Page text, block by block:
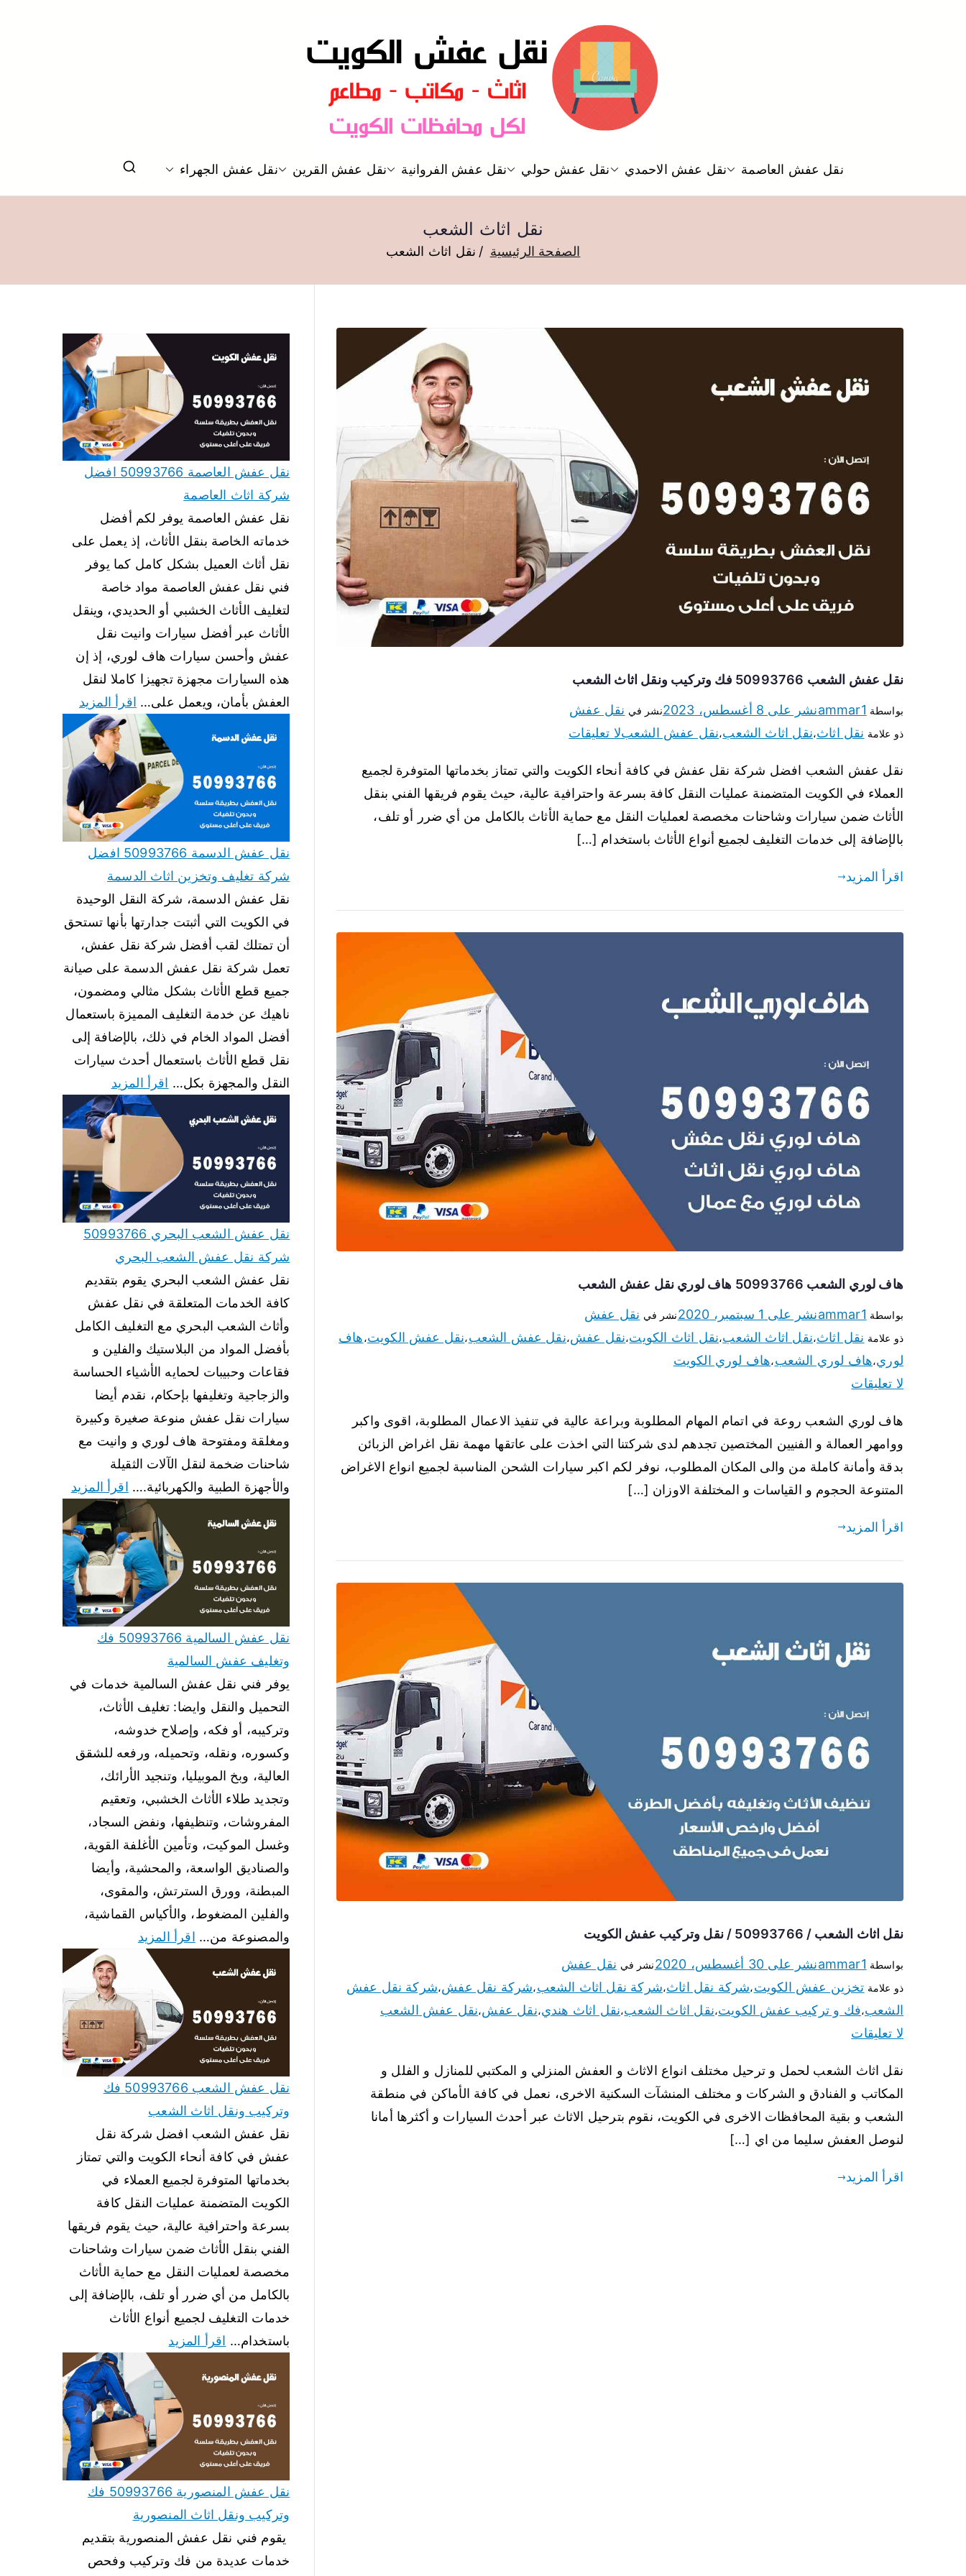
نقل عفش
نقل عفش الكويت نقل عفش العاصمة نقل عفش الاحمدي نقل عفش حولي نقل عفش الفروانية نقل عفش القرين نقل عفش الجهراء
نقل اثاث الشعب
الصفحة الرئيسية نقل اثاث الشعب
نقل عفش الشعب 50993766 فك وتركيب ونقل اثاث الشعب
بواسطة ammar1نشر على 8 أغسطس، 2023 نشر في نقل عفش
ذو علامة نقل اثاث،نقل اثاث الشعب،نقل عفش الشعبلا تعليقات
نقل عفش الشعب افضل شركة نقل عفش في كافة أنحاء الكويت والتي تمتاز بخدماتها المتوفرة لجميع
العملاء في الكويت المتضمنة عمليات النقل كافة بسرعة واحترافية عالية، حيث يقوم فريقها الفني بنقل
الأثاث ضمن سيارات وشاحنات مخصصة لعمليات النقل مع حماية الأثاث بالكامل من أي ضرر أو تلف،
بالإضافة إلى خدمات التغليف لجميع أنواع الأثاث باستخدام […]
اقرأ المزيد
هاف لوري الشعب 50993766 هاف لوري نقل عفش الشعب
بواسطة ammar1نشر على 1 سبتمبر، 2020 نشر في نقل عفش
ذو علامة نقل اثاث،نقل اثاث الشعب،نقل اثاث الكويت،نقل عفش،نقل عفش الشعب،نقل عفش الكويت،هاف
لوري،هاف لوري الشعب،هاف لوري الكويت
لا تعليقات
هاف لوري الشعب روعة في اتمام المهام المطلوبة وبراعة عالية في تنفيذ الاعمال المطلوبة، اقوى واكبر
ووامهر العمالة و الفنيين المختصين تجدهم لدى شركتنا التي اخذت على عاتقها مهمة نقل اغراض الزبائن
بدقة وأمانة كاملة من والى المكان المطلوب، نوفر لكم اكبر سيارات الشحن المناسبة لجميع انواع الاغراض
المتنوعة الحجوم و القياسات و المختلفة الاوزان […]
اقرأ المزيد
نقل اثاث الشعب / 50993766 / نقل وتركيب عفش الكويت
بواسطة ammar1نشر على 30 أغسطس، 2020 نشر في نقل عفش
ذو علامة تخزين عفش الكويت،شركة نقل اثاث،شركة نقل اثاث الشعب،شركة نقل عفش،شركة نقل عفش
الشعب،فك و تركيب عفش الكويت،نقل اثاث الشعب،نقل اثاث هندي،نقل عفش،نقل عفش الشعب
لا تعليقات
نقل اثاث الشعب لحمل و ترحيل مختلف انواع الاثاث و العفش المنزلي و المكتبي للمنازل و الفلل و
المكاتب و الفنادق و الشركات و مختلف المنشآت السكنية الاخرى، نعمل في كافة الأماكن في منطقة
الشعب و بقية المحافظات الاخرى في الكويت، نقوم بترحيل الاثاث عبر أحدث السيارات و أكثرها أمانا
لنوصل العفش سليما من اي […]
اقرأ المزيد
نقل عفش العاصمة 50993766 افضل
شركة اثاث العاصمة
نقل عفش العاصمة يوفر لكم أفضل
خدماته الخاصة بنقل الأثاث، إذ يعمل على
نقل أثاث العميل بشكل كامل كما يوفر
فني نقل عفش العاصمة مواد خاصة
لتغليف الأثاث الخشبي أو الحديدي، وينقل
الأثاث عبر أفضل سيارات وانيت نقل
عفش وأحسن سيارات هاف لوري، إذ إن
هذه السيارات مجهزة تجهيزا كاملا لنقل
العفش بأمان، ويعمل على… اقرأ المزيد
نقل عفش الدسمة 50993766 افضل
شركة تغليف وتخزين اثاث الدسمة
نقل عفش الدسمة، شركة النقل الوحيدة
في الكويت التي أثبتت جدارتها بأنها تستحق
أن تمتلك لقب أفضل شركة نقل عفش،
تعمل شركة نقل عفش الدسمة على صيانة
جميع قطع الأثاث بشكل مثالي ومضمون،
ناهيك عن خدمة التغليف المميزة باستعمال
أفضل المواد الخام في ذلك، بالإضافة إلى
نقل قطع الأثاث باستعمال أحدث سيارات
النقل والمجهزة بكل… اقرأ المزيد
نقل عفش الشعب البحري 50993766
شركة نقل عفش الشعب البحري
نقل عفش الشعب البحري يقوم بتقديم
كافة الخدمات المتعلقة في نقل عفش
وأثاث الشعب البحري مع التغليف الكامل
بأفضل المواد من البلاستيك والفلين و
فقاعات وحبيبات لحمايه الأشياء الحساسة
والزجاجية وتغليفها بإحكام، نقدم أيضا
سيارات نقل عفش منوعة صغيرة وكبيرة
ومغلقة ومفتوحة هاف لوري و وانيت مع
شاحنات ضخمة لنقل الآلات الثقيلة
والأجهزة الطبية والكهربائية.… اقرأ المزيد
نقل عفش السالمية 50993766 فك
وتغليف عفش السالمية
يوفر فني نقل عفش السالمية خدمات في
التحميل والنقل وايضا: تغليف الأثاث،
وتركيبه، أو فكه، وإصلاح خدوشه،
وكسوره، ونقله، وتحميله، ورفعه للشقق
العالية، وبخ الموبيليا، وتنجيد الأرائك،
وتجديد طلاء الأثاث الخشبي، وتعقيم
المفروشات، وتنظيفها، ونفض السجاد،
وغسل الموكيت، وتأمين الأغلفة القوية،
والصناديق الواسعة، والمحشية، وأيضا
المبطنة، وورق السترتش، والمقوى،
والفلين المضغوط، والأكياس القماشية،
والمصنوعة من… اقرأ المزيد
نقل عفش الشعب 50993766 فك
وتركيب ونقل اثاث الشعب
نقل عفش الشعب افضل شركة نقل
عفش في كافة أنحاء الكويت والتي تمتاز
بخدماتها المتوفرة لجميع العملاء في
الكويت المتضمنة عمليات النقل كافة
بسرعة واحترافية عالية، حيث يقوم فريقها
الفني بنقل الأثاث ضمن سيارات وشاحنات
مخصصة لعمليات النقل مع حماية الأثاث
بالكامل من أي ضرر أو تلف، بالإضافة إلى
خدمات التغليف لجميع أنواع الأثاث
باستخدام… اقرأ المزيد
نقل عفش المنصورية 50993766 فك
وتركيب ونقل اثاث المنصورية
يقوم فني نقل عفش المنصورية بتقديم
خدمات عديدة من فك وتركيب وفحص